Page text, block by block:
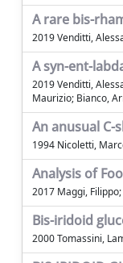
A rare bis-
2019 Venditti,
A syn-ent-
2019 Venditti,
Maurizio; Bianco,
An anusual
1994 Nicoletti,
Analysis of
2017 Maggi,
Bis-iridoid
2000 Tomassini,